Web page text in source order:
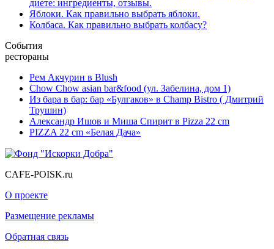
диете: ингредиенты, отзывы.
Яблоки. Как правильно выбрать яблоки.
Колбаса. Как правильно выбрать колбасу?
События
рестораны
Рем Акчурин в Blush
Chow Chow asian bar&food (ул. Забелина, дом 1)
Из бара в бар: бар «Булгаков» в Champ Bistro ( Дмитрий
Трушин)
Александр Ишов и Миша Спирит в Pizza 22 cm
PIZZA 22 cm «Белая Дача»
CAFE-POISK.ru
О проекте
Размещение рекламы
Обратная связь